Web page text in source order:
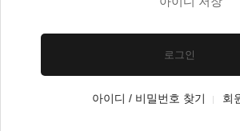
로그인
아이디 / 비밀번호 찾기 회